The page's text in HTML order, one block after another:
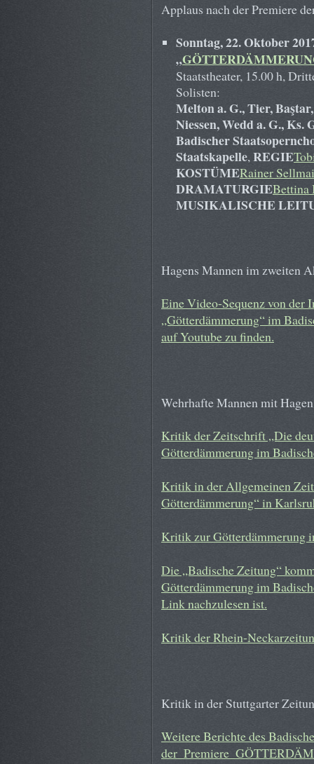
Applaus nach der Premiere
Sonntag, 22. Oktober
„
Staatstheater, 15.00 h,
Solisten:
Melton a. G., Tier,
Niessen, Wedd a. G.,
Badischer
Staatskapelle,REGIE
KOSTÜMERainer
DRAMATURGIEBettina
MUSIKALISCHE
Hagens Mannen im zweiten
Eine Video-Sequenz von der
„Götterdämmerung“ im
auf Youtube zu finden.
Wehrhafte Mannen mit
Kritik der Zeitschrift „Die
Götterdämmerung im
Kritik in der Allgemeinen
Götterdämmerung“ in
Kritik zur Götterdämmerung
Die „Badische Zeitung“
Götterdämmerung im
Link nachzulesen ist.
Kritik der Rhein-
Kritik in der Stuttgarter
Weitere Berichte des